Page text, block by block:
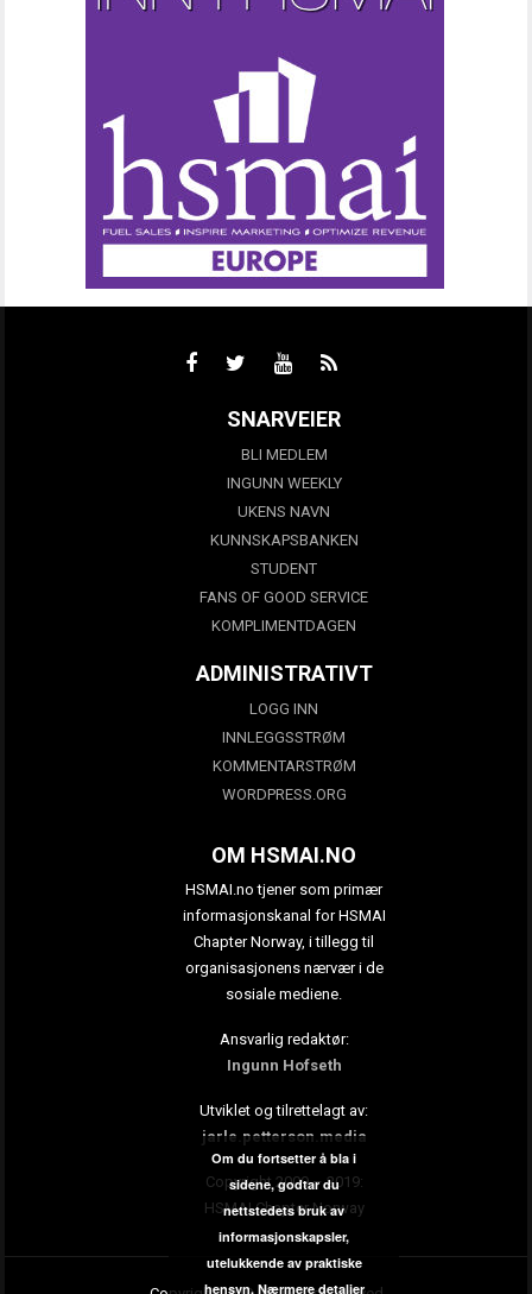
SNARVEIER
BLI MEDLEM
INGUNN WEEKLY
UKENS NAVN
KUNNSKAPSBANKEN
STUDENT
FANS OF GOOD SERVICE
KOMPLIMENTDAGEN
ADMINISTRATIVT
LOGG INN
INNLEGGSSTRØM
KOMMENTARSTRØM
WORDPRESS.ORG
OM HSMAI.NO
HSMAI.no tjener som primær
informasjonskanal for HSMAI
Chapter Norway, i tillegg til
organisasjonens nærvær i de
sosiale mediene.
Ansvarlig redaktør:
Ingunn Hofseth
Utviklet og tilrettelagt av:
jarle.petterson.media
Copyright 2009 – 2019:
HSMAI Chapter Norway
Om du fortsetter å bla i
sidene, godtar du
nettstedets bruk av
informasjonskapsler,
utelukkende av praktiske
hensyn. Nærmere detaljer